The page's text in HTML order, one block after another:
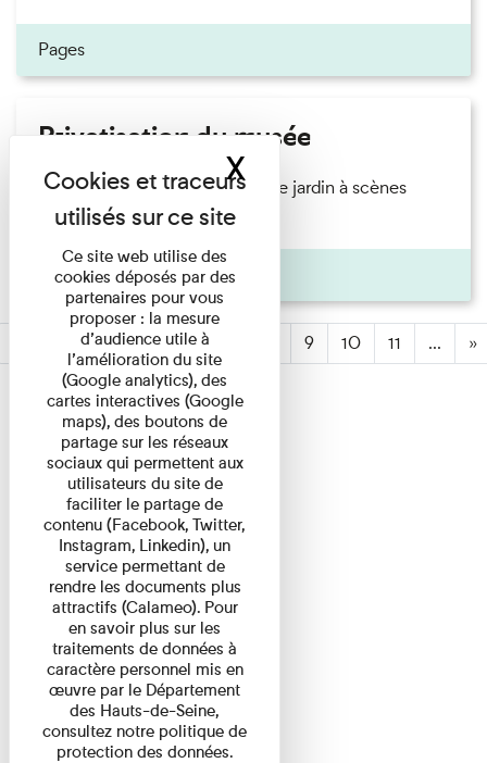
Pages
Privatisation du musée
Privatisation Avec son splendide jardin à scènes
paysagères, son fonds ...
Pages
3 4 5 6 9 10 11 ... »
Ce site web utilise des
cookies déposés par des
partenaires pour vous
proposer : la mesure
d’audience utile à
l’amélioration du site
(Google analytics), des
cartes interactives (Google
maps), des boutons de
partage sur les réseaux
sociaux qui permettent aux
utilisateurs du site de
faciliter le partage de
contenu (Facebook, Twitter,
Instagram, Linkedin), un
service permettant de
rendre les documents plus
attractifs (Calameo). Pour
en savoir plus sur les
traitements de données à
caractère personnel mis en
œuvre par le Département
des Hauts-de-Seine,
consultez notre politique de
protection des données.
XMasquer le